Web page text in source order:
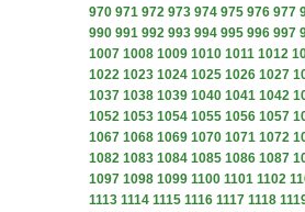
970 971 972 973 974 975 976 977
990 991 992 993 994 995 996 997
1007 1008 1009 1010 1011 1012
1022 1023 1024 1025 1026 1027
1037 1038 1039 1040 1041 1042
1052 1053 1054 1055 1056 1057
1067 1068 1069 1070 1071 1072
1082 1083 1084 1085 1086 1087
1097 1098 1099 1100 1101 1102
1113 1114 1115 1116 1117 1118